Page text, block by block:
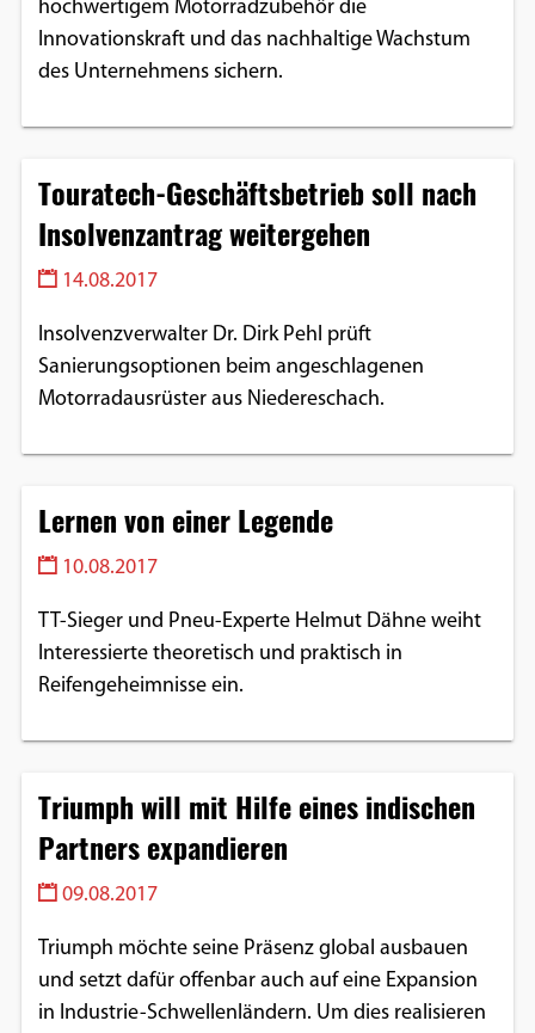
hochwertigem Motorradzubehör die
Innovationskraft und das nachhaltige Wachstum
des Unternehmens sichern.
Touratech-Geschäftsbetrieb soll nach
Insolvenzantrag weitergehen
14.08.2017
Insolvenzverwalter Dr. Dirk Pehl prüft
Sanierungsoptionen beim angeschlagenen
Motorradausrüster aus Niedereschach.
Lernen von einer Legende
10.08.2017
TT-Sieger und Pneu-Experte Helmut Dähne weiht
Interessierte theoretisch und praktisch in
Reifengeheimnisse ein.
Triumph will mit Hilfe eines indischen
Partners expandieren
09.08.2017
Triumph möchte seine Präsenz global ausbauen
und setzt dafür offenbar auch auf eine Expansion
in Industrie-Schwellenländern. Um dies realisieren